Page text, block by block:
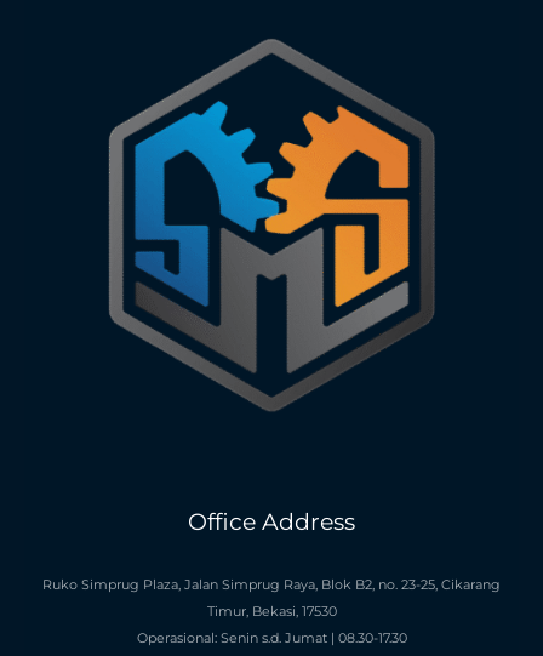
Office Address
Ruko Simprug Plaza, Jalan Simprug Raya, Blok B2, no. 23-25, Cikarang
Timur, Bekasi, 17530
Operasional: Senin s.d. Jumat | 08.30-17.30